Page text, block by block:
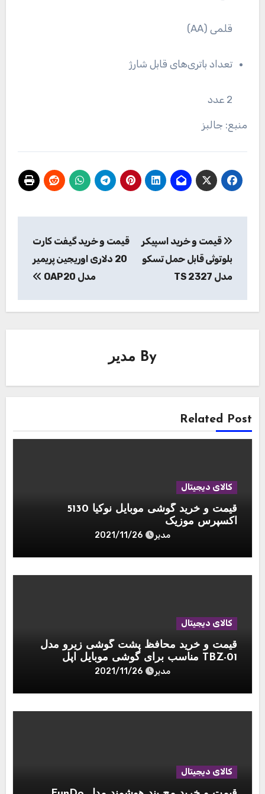
قلمی (AA)
تعداد باتری‌های قابل شارژ
2 عدد
منبع: جالبز
نوشته
قیمت و خرید اسپیکر
بلوتوثی قابل حمل تسکو
مدل TS 2327
قیمت و خرید گیفت کارت
20 دلاری اوریجین پریمیر
مدل OAP20
By مدیر
Related Post
کالای دیجیتال
قیمت و خرید گوشی موبایل نوکیا 5130
اکسپرس موزیک
مدیر 2021/11/26
کالای دیجیتال
قیمت و خرید محافظ پشت گوشی زیرو مدل
TBZ-01 مناسب برای گوشی موبایل اپل
مدیر 2021/11/26
کالای دیجیتال